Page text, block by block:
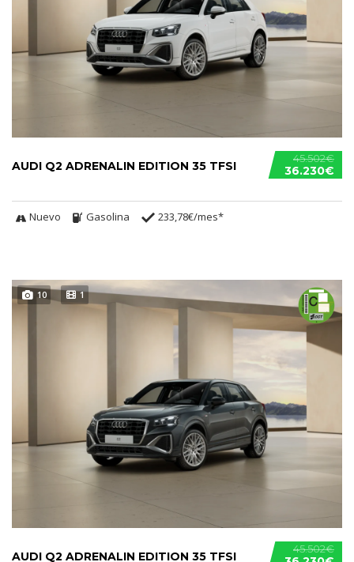
45.502€
36.230€
AUDI Q2 ADRENALIN EDITION 35 TFSI
Nuevo Gasolina 233,78€/mes*
10 1
45.502€
AUDI Q2 ADRENALIN EDITION 35 TFSI